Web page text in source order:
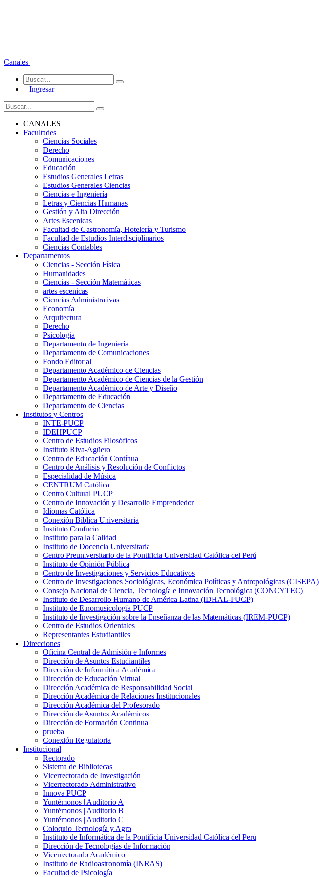
Canales
Ingresar
CANALES
Facultades
Ciencias Sociales
Derecho
Comunicaciones
Educación
Estudios Generales Letras
Estudios Generales Ciencias
Ciencias e Ingeniería
Letras y Ciencias Humanas
Gestión y Alta Dirección
Artes Escenicas
Facultad de Gastronomía, Hotelería y Turismo
Facultad de Estudios Interdisciplinarios
Ciencias Contables
Departamentos
Ciencias - Sección Física
Humanidades
Ciencias - Sección Matemáticas
artes escenicas
Ciencias Administrativas
Economía
Arquitectura
Derecho
Psicologia
Departamento de Ingeniería
Departamento de Comunicaciones
Fondo Editorial
Departamento Académico de Ciencias
Departamento Académico de Ciencias de la Gestión
Departamento Académico de Arte y Diseño
Departamento de Educación
Departamento de Ciencias
Institutos y Centros
INTE-PUCP
IDEHPUCP
Centro de Estudios Filosóficos
Instituto Riva-Agüero
Centro de Educación Contínua
Centro de Análisis y Resolución de Conflictos
Especialidad de Música
CENTRUM Católica
Centro Cultural PUCP
Centro de Innovación y Desarrollo Emprendedor
Idiomas Católica
Conexión Bíblica Universitaria
Instituto Confucio
Instituto para la Calidad
Instituto de Docencia Universitaria
Centro Preuniversitario de la Pontificia Universidad Católica del Perú
Instituto de Opinión Pública
Centro de Investigaciones y Servicios Educativos
Centro de Investigaciones Sociológicas, Económica Políticas y Antropológicas (CISEPA)
Consejo Nacional de Ciencia, Tecnología e Innovación Tecnológica (CONCYTEC)
Instituto de Desarrollo Humano de América Latina (IDHAL-PUCP)
Instituto de Etnomusicología PUCP
Instituto de Investigación sobre la Enseñanza de las Matemáticas (IREM-PUCP)
Centro de Estudios Orientales
Representantes Estudiantiles
Direcciones
Oficina Central de Admisión e Informes
Dirección de Asuntos Estudiantiles
Dirección de Informática Académica
Dirección de Educación Virtual
Dirección Académica de Responsabilidad Social
Dirección Académica de Relaciones Institucionales
Dirección Académica del Profesorado
Dirección de Asuntos Académicos
Dirección de Formación Continua
prueba
Conexión Regulatoria
Institucional
Rectorado
Sistema de Bibliotecas
Vicerrectorado de Investigación
Vicerrectorado Administrativo
Innova PUCP
Yuntémonos | Auditorio A
Yuntémonos | Auditorio B
Yuntémonos | Auditorio C
Coloquio Tecnología y Agro
Instituto de Informática de la Pontificia Universidad Católica del Perú
Dirección de Tecnologías de Información
Vicerrectorado Académico
Instituto de Radioastronomía (INRAS)
Facultad de Psicología